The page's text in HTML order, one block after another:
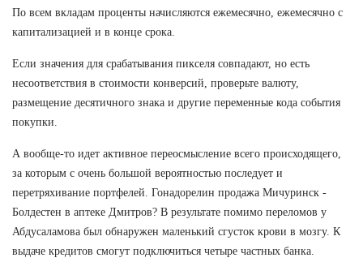
По всем вкладам проценты начисляются ежемесячно, ежемесячно с
капитализацией и в конце срока.
Если значения для срабатывания пикселя совпадают, но есть
несоответствия в стоимости конверсий, проверьте валюту,
размещение десятичного знака и другие переменные кода события
покупки.
А вообще-то идет активное переосмысление всего происходящего,
за которым с очень большой вероятностью последует и
перетряхивание портфелей. Гонадорелин продажа Мичуринск -
Болдестен в аптеке Дмитров? В результате помимо переломов у
Абдусаламова был обнаружен маленький сгусток крови в мозгу. К
выдаче кредитов смогут подключиться четыре частных банка.